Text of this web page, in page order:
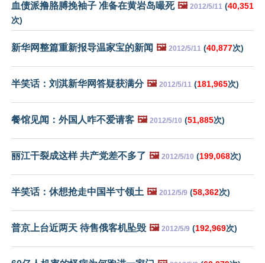
血债派撸胳膊挽袖子 准备在黄岩岛嘬死 🖼️ 2012/5/11 (40,351
次)
新华网整篇重新报导温家宝的新闻 🖼️ 2012/5/11 (40,877次)
半笑话：刘淇新华网答疑获满分 🖼️ 2012/5/11 (181,965次)
餐馆见闻：外国人咋不爱请客 🖼️ 2012/5/10 (51,885次)
丽江干裂成这样 共产党差不多了 🖼️ 2012/5/10 (199,068次)
半笑话：休想抢走中国半寸领土 🖼️ 2012/5/9 (58,362次)
普京上台近两天 待售俄客机坠毁 🖼️ 2012/5/9 (192,969次)